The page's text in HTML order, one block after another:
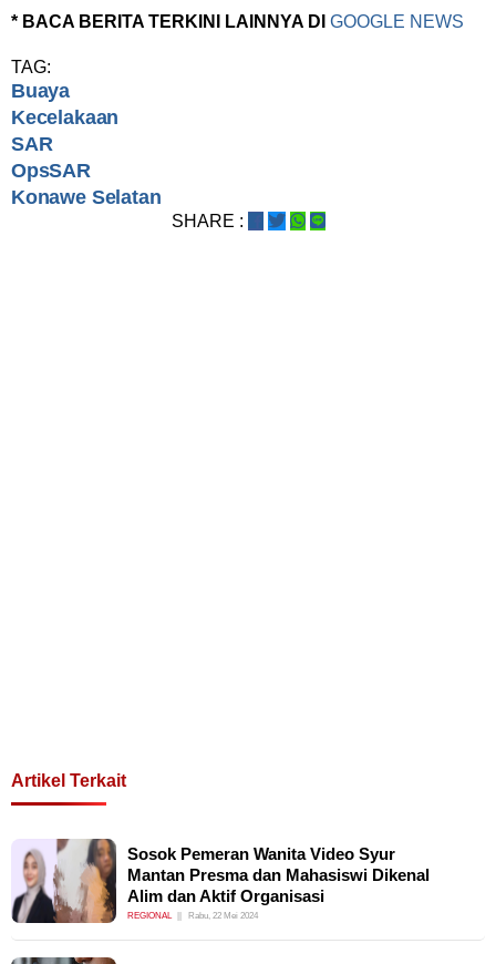
* BACA BERITA TERKINI LAINNYA DI GOOGLE NEWS
TAG:
Buaya
Kecelakaan
SAR
OpsSAR
Konawe Selatan
SHARE :
Artikel Terkait
Sosok Pemeran Wanita Video Syur
Mantan Presma dan Mahasiswi Dikenal
Alim dan Aktif Organisasi
REGIONAL Rabu, 22 Mei 2024